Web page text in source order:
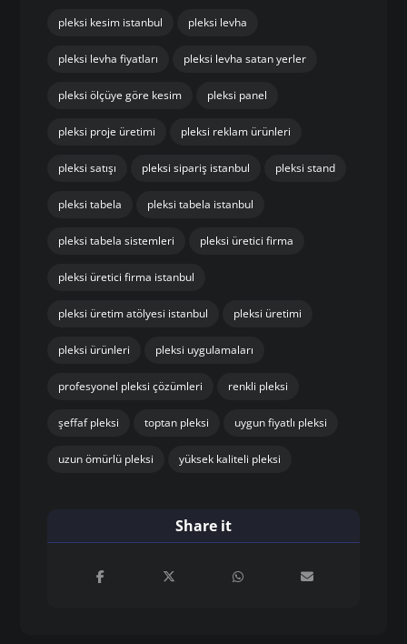
pleksi kesim istanbul pleksi levha
pleksi levha fiyatları pleksi levha satan yerler
pleksi ölçüye göre kesim pleksi panel
pleksi proje üretimi pleksi reklam ürünleri
pleksi satışı pleksi sipariş istanbul pleksi stand
pleksi tabela pleksi tabela istanbul
pleksi tabela sistemleri pleksi üretici firma
pleksi üretici firma istanbul
pleksi üretim atölyesi istanbul pleksi üretimi
pleksi ürünleri pleksi uygulamaları
profesyonel pleksi çözümleri renkli pleksi
şeffaf pleksi toptan pleksi uygun fiyatlı pleksi
uzun ömürlü pleksi yüksek kaliteli pleksi